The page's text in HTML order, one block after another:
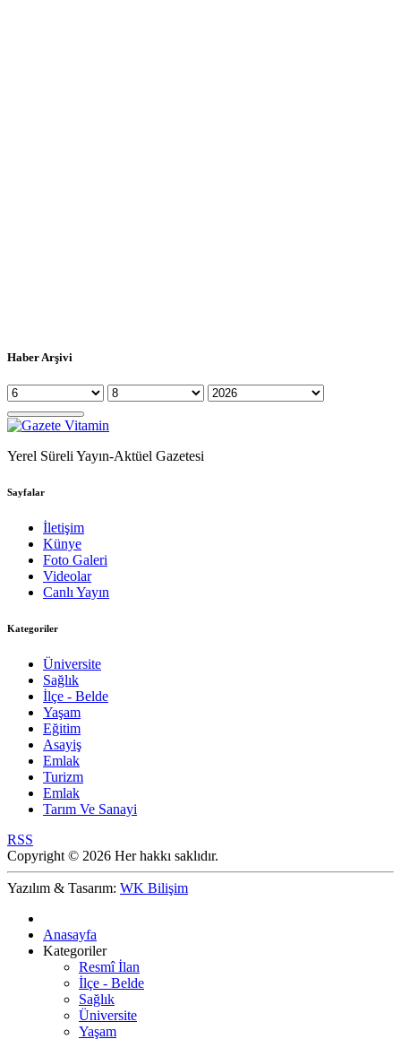
Haber Arşivi
Yerel Süreli Yayın-Aktüel Gazetesi
Sayfalar
İletişim
Künye
Foto Galeri
Videolar
Canlı Yayın
Kategoriler
Üniversite
Sağlık
İlçe - Belde
Yaşam
Eğitim
Asayiş
Emlak
Turizm
Emlak
Tarım Ve Sanayi
RSS
Copyright © 2026 Her hakkı saklıdır.
Yazılım & Tasarım: WK Bilişim
Anasayfa
Kategoriler
Resmî İlan
İlçe - Belde
Sağlık
Üniversite
Yaşam